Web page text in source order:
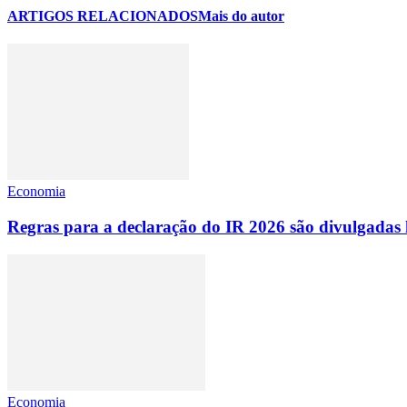
ARTIGOS RELACIONADOSMais do autor
Economia
Regras para a declaração do IR 2026 são
Economia